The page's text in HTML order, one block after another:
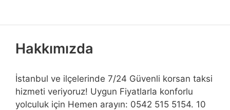
Hakkımızda
İstanbul ve ilçelerinde 7/24 Güvenli korsan taksi
hizmeti veriyoruz! Uygun Fiyatlarla konforlu
yolculuk için Hemen arayın: 0542 515 5154. 10